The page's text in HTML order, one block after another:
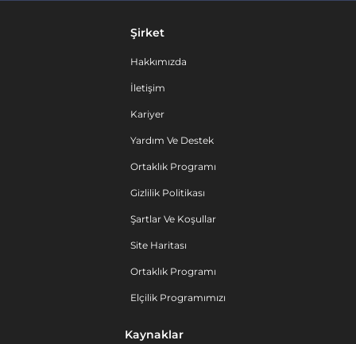
Şirket
Hakkımızda
İletişim
Kariyer
Yardım Ve Destek
Ortaklık Programı
Gizlilik Politikası
Şartlar Ve Koşullar
Site Haritası
Ortaklık Programı
Elçilik Programımızı
Kaynaklar